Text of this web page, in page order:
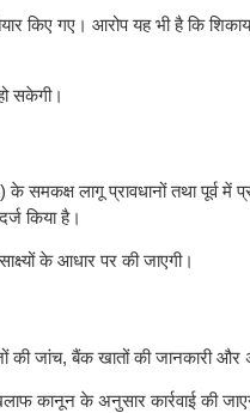
किए गए। आरोप यह भी है कि
सकेगी।
समकक्ष लागू प्रावधानों तथा पूर्व में
किया है।
के आधार पर की जाएगी।
की जांच, बैंक खातों की जानकारी और
कानून के अनुसार कार्रवाई की